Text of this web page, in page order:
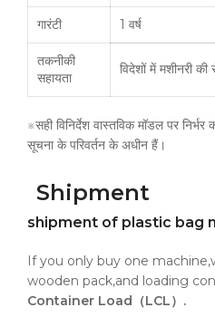
गारंटी 1 वर्ष
तकनीकी
सहायता
विदेशों में मशीनरी
※सही विनिर्देश वास्तविक मॉडल पर निर्भर
सूचना के परिवर्तन के अधीन हैं।
Shipment
shipment of plastic bag
If you only buy one
wooden pack,and loading
Container Load（LCL）.